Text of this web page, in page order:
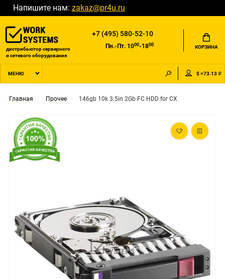
Напишите нам: zakaz@pr4u.ru
дистрибьютор серверного
и сетевого оборудования
+7 (495) 580-52-10
Пн.-Пт. 1000-1800 КОРЗИНА
МЕНЮ $ =73.13 ₽
Главная Прочее 146gb 10k 3.5in 2Gb FC HDD for CX